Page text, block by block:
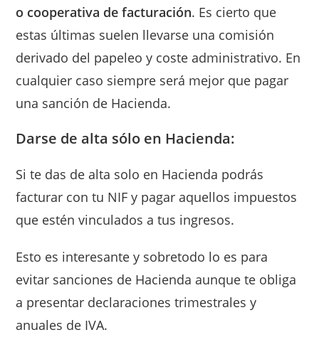
o cooperativa de facturación. Es cierto que
estas últimas suelen llevarse una comisión
derivado del papeleo y coste administrativo. En
cualquier caso siempre será mejor que pagar
una sanción de Hacienda.
Darse de alta sólo en Hacienda:
Si te das de alta solo en Hacienda podrás
facturar con tu NIF y pagar aquellos impuestos
que estén vinculados a tus ingresos.
Esto es interesante y sobretodo lo es para
evitar sanciones de Hacienda aunque te obliga
a presentar declaraciones trimestrales y
anuales de IVA.